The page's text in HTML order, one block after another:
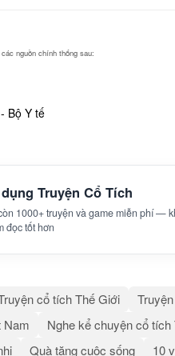
nguồn chính thống sau:
Bộ Y tế
Truyện Cổ Tích
1000+ truyện và game miễn phí —
đọc tốt hơn
cổ tích Thế Giới
Nam
Nghe kể chuyện cổ tích
Quà tặng cuộc sống 10